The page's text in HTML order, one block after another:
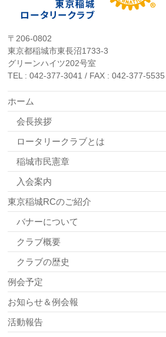
〒206-0802
東京都稲城市東長沼1733-3
グリーンハイツ202号室
TEL : 042-377-3041 / FAX : 042-377-5535
ホーム
会長挨拶
ロータリークラブとは
稲城市民憲章
入会案内
東京稲城RCのご紹介
バナーについて
クラブ概要
クラブの歴史
例会予定
お知らせ＆例会報
活動報告